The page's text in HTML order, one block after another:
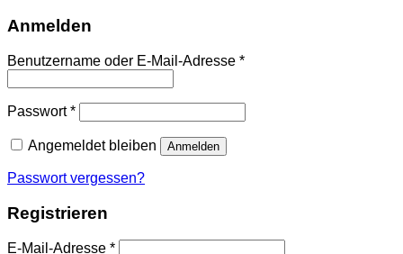
Anmelden
Benutzername oder E-Mail-Adresse *Erforderlich
Passwort*Erforderlich
Angemeldet bleiben Anmelden
Passwort vergessen?
Registrieren
E-Mail-Adresse *Erforderlich